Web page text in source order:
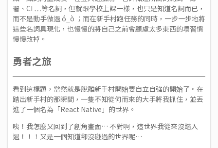
署、CI …等名詞，但就跟學校上課一樣，也只是知道名詞而已，
而不是動手做過 ó_ò ；而在新手村跑任務的同時，一步一步地將
這些名詞具現化，也慢慢的將自己之前會顧慮太多東西的壞習慣
慢慢改掉。
勇者之旅
看到這標題，當然就是脫離新手村開始要自立自強的開始了。在
踏出新手村的那瞬間，一隻不知從何而來的大手將我抓住，並丟
進了一個名為「React Native」的世界。
咦！我怎麼又回到了創角畫面… 不對啊，這世界我從來沒踏入
過！！！又是一個知道卻沒碰過的世界呢…